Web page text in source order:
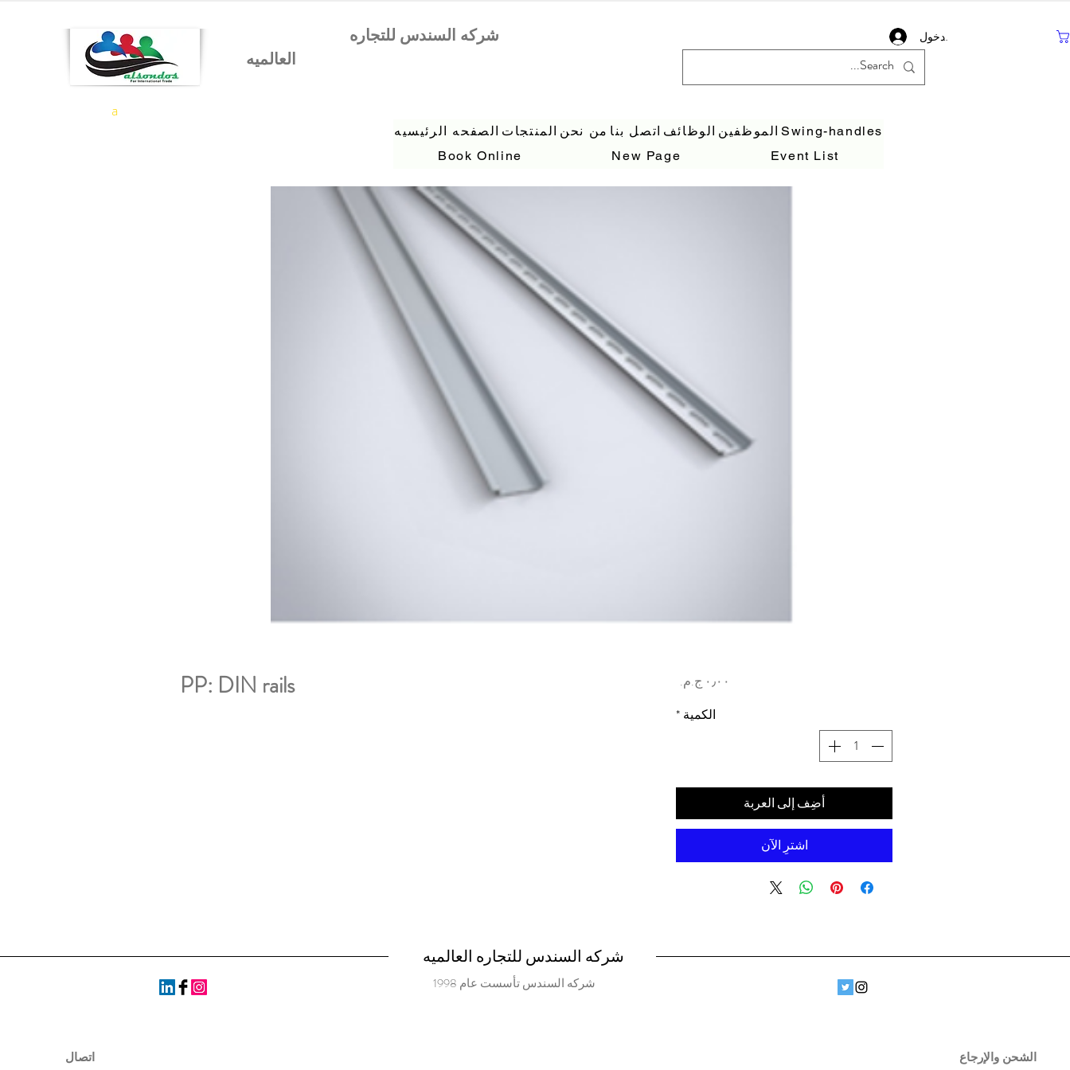
تسجيل دخول
الصفحه الرئيسيه المنتجات من نحن اتصل بنا الوظائف الموظفين Swing-handles
Book Online
New Page Event List
PP: DIN rails
السعر
الكمية *
أضِف إلى العربة
اشترِ الآن
a
شركه السندس للتجاره العالميه
شركه السندس تأسست عام 1998
اتصال